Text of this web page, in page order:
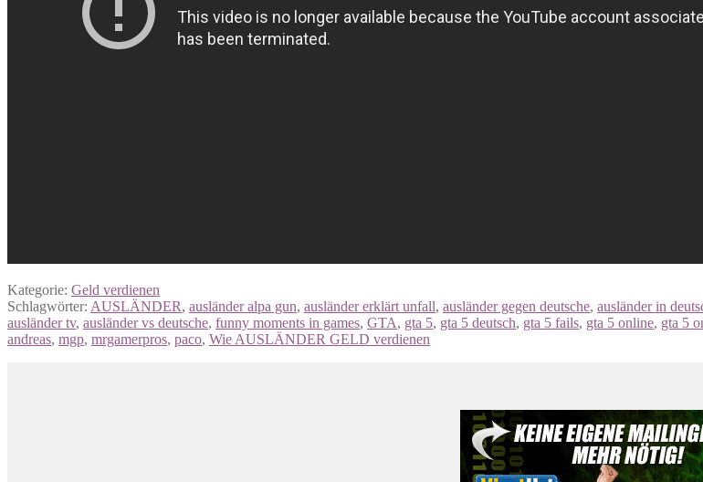
Kategorie: Geld verdienen
Schlagwörter: AUSLÄNDER, ausländer alpa gun, ausländer erklärt unfall, ausländer gegen deutsche, ausländer in
ausländer tv, ausländer vs deutsche, funny moments in games, GTA, gta 5, gta 5 deutsch, gta 5 fails, gta 5 online, gta 5
andreas, mgp, mrgamerpros, paco, Wie AUSLÄNDER GELD verdienen